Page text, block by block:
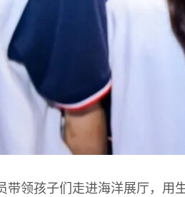
孩子们走进海洋展厅，用